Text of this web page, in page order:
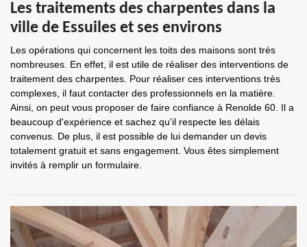
Les traitements des charpentes dans la
ville de Essuiles et ses environs
Les opérations qui concernent les toits des maisons sont très
nombreuses. En effet, il est utile de réaliser des interventions de
traitement des charpentes. Pour réaliser ces interventions très
complexes, il faut contacter des professionnels en la matière.
Ainsi, on peut vous proposer de faire confiance à Renolde 60. Il a
beaucoup d'expérience et sachez qu'il respecte les délais
convenus. De plus, il est possible de lui demander un devis
totalement gratuit et sans engagement. Vous êtes simplement
invités à remplir un formulaire.